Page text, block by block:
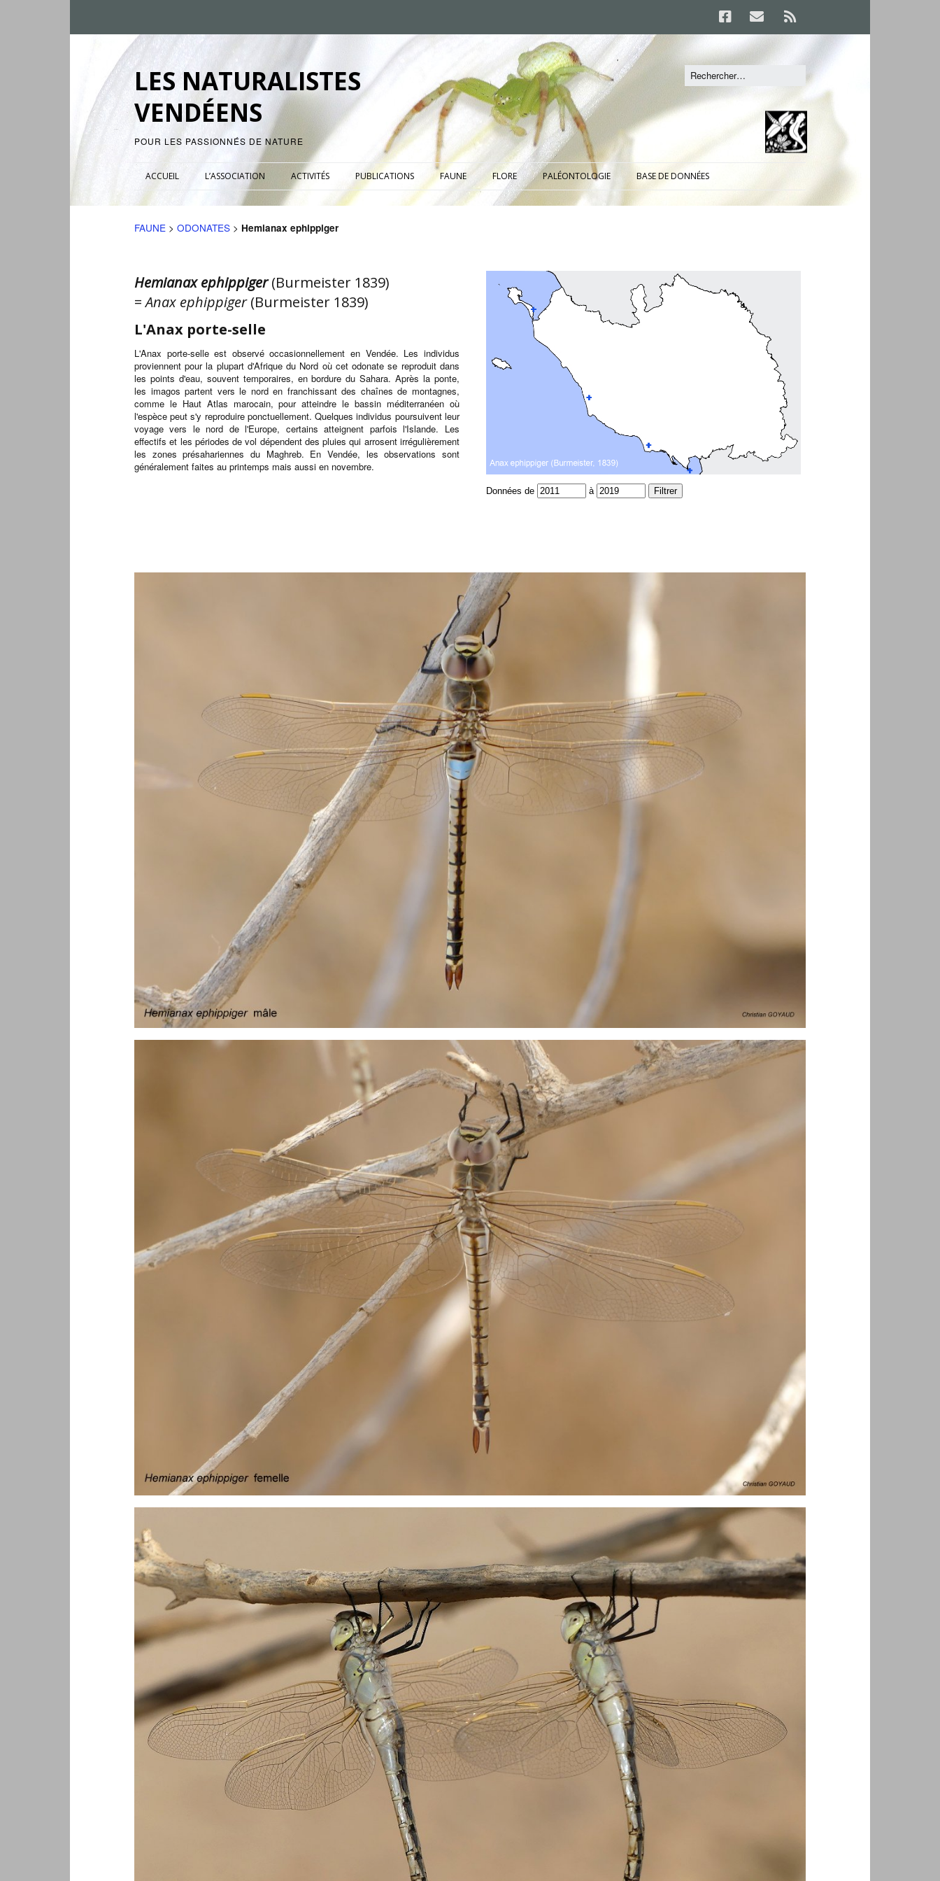
LES NATURALISTES
VENDÉENS
POUR LES PASSIONNÉS DE NATURE
ACCUEIL L’ASSOCIATION ACTIVITÉS PUBLICATIONS FAUNE FLORE PALÉONTOLOGIE BASE DE DONNÉES
FAUNE > ODONATES > Hemianax ephippiger
Hemianax ephippiger(Burmeister 1839)
=Anax ephippiger(Burmeister 1839)
L'Anax porte-selle
L'Anax porte-selle est observé occasionnellement en Vendée. Les individus
proviennent pour la plupart d'Afrique du Nord où cet odonate se reproduit dans
les points d'eau, souvent temporaires, en bordure du Sahara. Après la ponte,
les imagos partent vers le nord en franchissant des chaînes de montagnes,
comme le Haut Atlas marocain, pour atteindre le bassin méditerranéen où
l'espèce peut s'y reproduire ponctuellement. Quelques individus poursuivent leur
voyage vers le nord de l'Europe, certains atteignent parfois l'Islande. Les
effectifs et les périodes de vol dépendent des pluies qui arrosent irrégulièrement
les zones présahariennes du Maghreb. En Vendée, les observations sont
généralement faites au printemps mais aussi en novembre.